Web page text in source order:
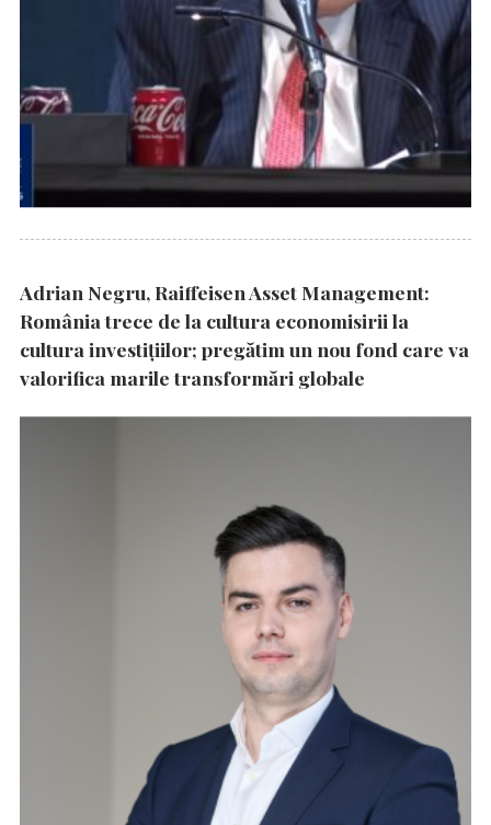
Adrian Negru, Raiffeisen Asset Management:
România trece de la cultura economisirii la
cultura investițiilor; pregătim un nou fond care va
valorifica marile transformări globale